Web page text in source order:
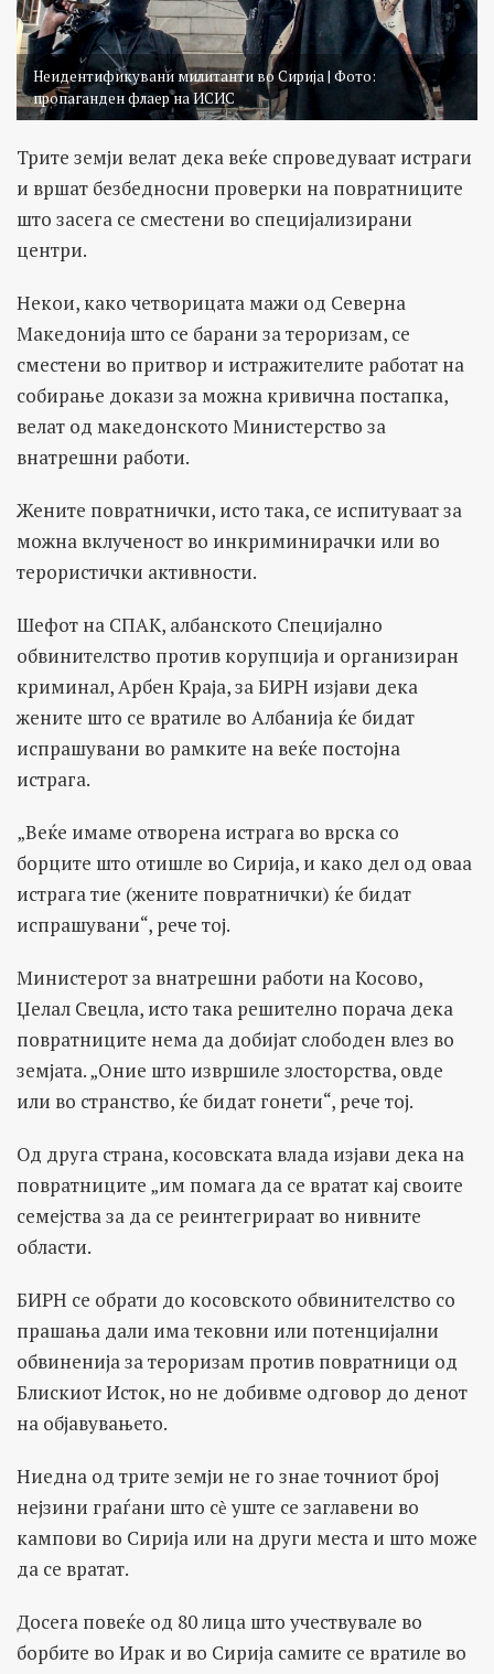
Неидентификувани милитанти во Сирија | Фото:
пропаганден флаер на ИСИС
Трите земји велат дека веќе спроведуваат истраги
и вршат безбедносни проверки на повратниците
што засега се сместени во специјализирани
центри.
Некои, како четворицата мажи од Северна
Македонија што се барани за тероризам, се
сместени во притвор и истражителите работат на
собирање докази за можна кривична постапка,
велат од македонското Министерство за
внатрешни работи.
Жените повратнички, исто така, се испитуваат за
можна вклученост во инкриминирачки или во
терористички активности.
Шефот на СПАК, албанското Специјално
обвинителство против корупција и организиран
криминал, Арбен Краја, за БИРН изјави дека
жените што се вратиле во Албанија ќе бидат
испрашувани во рамките на веќе постојна
истрага.
„Веќе имаме отворена истрага во врска со
борците што отишле во Сирија, и како дел од оваа
истрага тие (жените повратнички) ќе бидат
испрашувани“, рече тој.
Министерот за внатрешни работи на Косово,
Џелал Свецла, исто така решително порача дека
повратниците нема да добијат слободен влез во
земјата. „Оние што извршиле злосторства, овде
или во странство, ќе бидат гонети“, рече тој.
Од друга страна, косовската влада изјави дека на
повратниците „им помага да се вратат кај своите
семејства за да се реинтегрираат во нивните
области.
БИРН се обрати до косовското обвинителство со
прашања дали има тековни или потенцијални
обвиненија за тероризам против повратници од
Блискиот Исток, но не добивме одговор до денот
на објавувањето.
Ниедна од трите земји не го знае точниот број
нејзини граѓани што сѐ уште се заглавени во
кампови во Сирија или на други места и што може
да се вратат.
Досега повеќе од 80 лица што учествувале во
борбите во Ирак и во Сирија самите се вратиле во